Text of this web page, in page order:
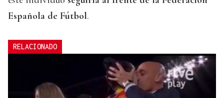
Española de Fútbol.
RELACIONADO